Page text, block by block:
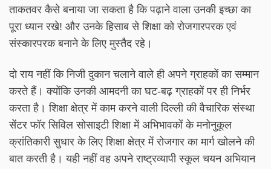
ताकतवर कैसे बनाया जा सकता है कि पढ़ाने वाला उनकी इच्छा का
पूरा ध्यान रखे! और उनके हिसाब से शिक्षा को रोजगारपरक एवं
संस्कारपरक बनाने के लिए मुस्तैद रहे।
दो राय नहीं कि निजी दुकान चलाने वाले ही अपने ग्राहकों का सम्मान
करते हैं। क्योंकि उनकी आमदनी का घट-बढ़ ग्राहकों पर ही निर्भर
करता है। शिक्षा क्षेत्र में काम करने वाली दिल्ली की वैचारिक संस्था
सेंटर फॉर सिविल सोसाइटी शिक्षा में अभिभावकों के मनोनुकूल
क्रांतिकारी सुधार के लिए शिक्षा क्षेत्र में रोजगार का मार्ग खोलने की
बात करती है। यही नहीं वह अपने राष्ट्रव्यापी स्कूल चयन अभियान